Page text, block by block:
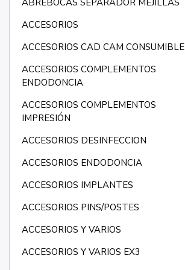
ABREBOCAS SEPARADOR MEJILLAS
ACCESORIOS
ACCESORIOS CAD CAM CONSUMIBLE
ACCESORIOS COMPLEMENTOS
ENDODONCIA
ACCESORIOS COMPLEMENTOS
IMPRESIÓN
ACCESORIOS DESINFECCION
ACCESORIOS ENDODONCIA
ACCESORIOS IMPLANTES
ACCESORIOS PINS/POSTES
ACCESORIOS Y VARIOS
ACCESORIOS Y VARIOS EX3